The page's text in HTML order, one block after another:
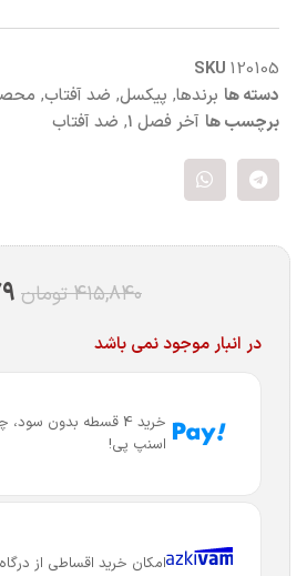
SKU 120105
دسته ها برندها, پیکسل, ضد آفتاب,
برچسب ها آخر فصل 1 , ضد آفتاب
۴۱۵,۸۴۰تومان
در انبار موجود نمی باشد
خرید 4 قسطه بدون
اسنپ پی!
امکان خرید اقساطی از